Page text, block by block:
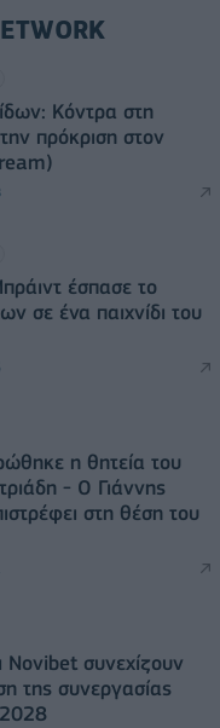
Κόντρα στη
πρόκριση στον
έσπασε το
σε ένα παιχνίδι του
η θητεία του
- Ο Γιάννης
στη θέση του
Novibet συνεχίζουν
της συνεργασίας
2028